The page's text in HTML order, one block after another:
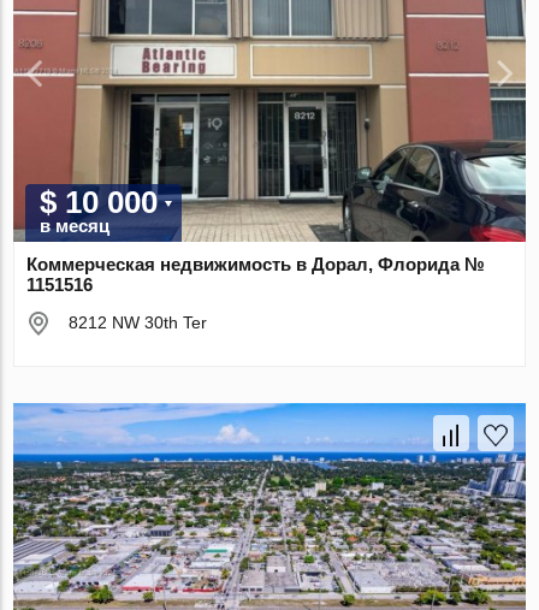
$ 10 000
в месяц
Коммерческая недвижимость в Дорал, Флорида №
1151516
8212 NW 30th Ter